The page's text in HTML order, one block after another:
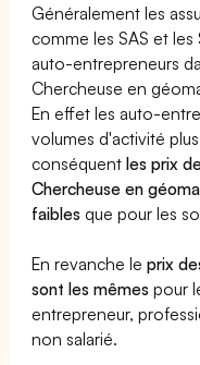
Généralement les
comme les SAS et
auto-entrepreneurs
Chercheuse en
En effet les auto-
volumes d'activité
conséquentles prix
Chercheuse en
faibles que pour les
En revanche leprix
sont les mêmes pour
entrepreneur,
non salarié.